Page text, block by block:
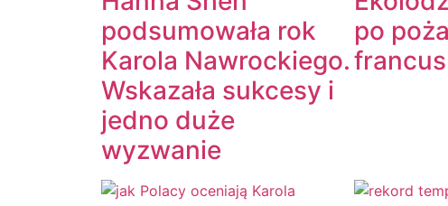
podsumowała rok
Karola Nawrockiego.
Wskazała sukcesy i
jedno duże
wyzwanie
po